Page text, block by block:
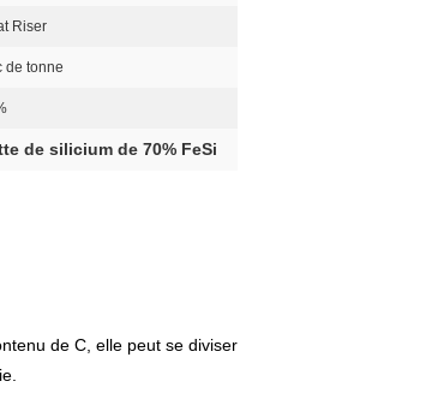
Riser
de tonne
de silicium de 70% FeSi
de C, elle peut se diviser